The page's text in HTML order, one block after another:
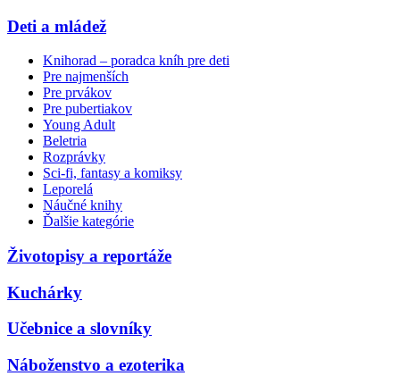
Deti a mládež
Knihorad – poradca kníh pre deti
Pre najmenších
Pre prvákov
Pre pubertiakov
Young Adult
Beletria
Rozprávky
Sci-fi, fantasy a komiksy
Leporelá
Náučné knihy
Ďalšie kategórie
Životopisy a reportáže
Kuchárky
Učebnice a slovníky
Náboženstvo a ezoterika